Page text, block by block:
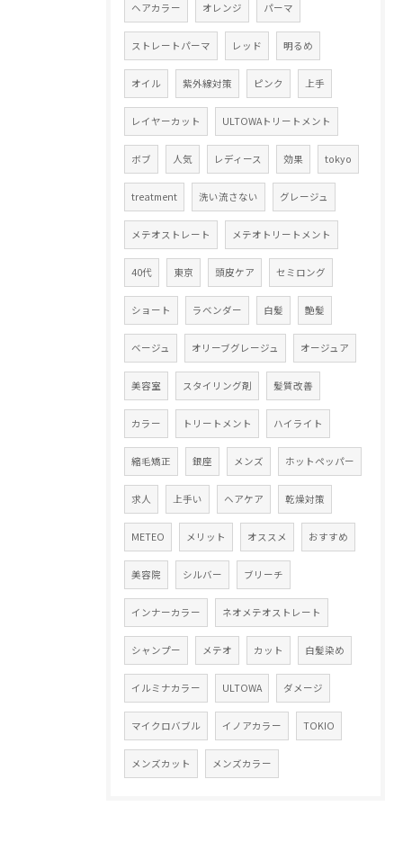
ヘアカラー オレンジ パーマ
ストレートパーマ レッド 明るめ
オイル 紫外線対策 ピンク 上手
レイヤーカット ULTOWAトリートメント
ボブ 人気 レディース 効果 tokyo
treatment 洗い流さない グレージュ
メテオストレート メテオトリートメント
40代 東京 頭皮ケア セミロング
ショート ラベンダー 白髪 艶髪
ベージュ オリーブグレージュ オージュア
美容室 スタイリング剤 髪質改善
カラー トリートメント ハイライト
縮毛矯正 銀座 メンズ ホットペッパー
求人 上手い ヘアケア 乾燥対策
METEO メリット オススメ おすすめ
美容院 シルバー ブリーチ
インナーカラー ネオメテオストレート
シャンプー メテオ カット 白髪染め
イルミナカラー ULTOWA ダメージ
マイクロバブル イノアカラー TOKIO
メンズカット メンズカラー